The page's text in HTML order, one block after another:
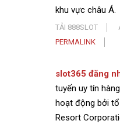
khu vực châu Á.
TẢI 888SLOT
PERMALINK
slot365 đăng
tuyến uy tín
hoạt động bởi
Resort